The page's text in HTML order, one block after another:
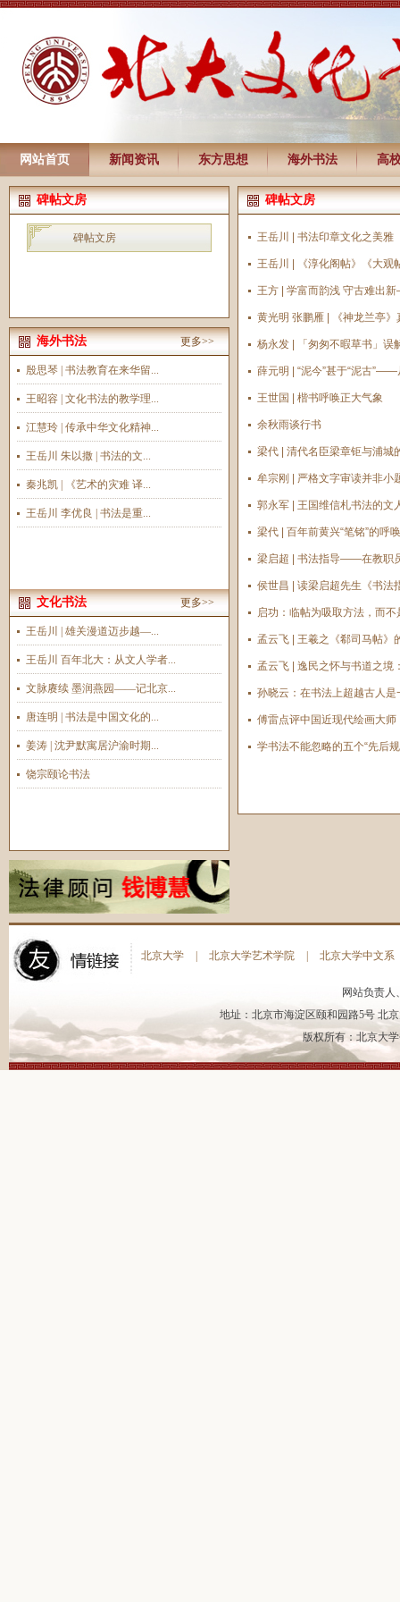
网站首页 新闻资讯 东方思想 海外书法 高
碑帖文房
碑帖文房
海外书法 更多>>
殷思琴 | 书法教育在来华留...
王昭容 | 文化书法的教学理...
江慧玲 | 传承中华文化精神...
王岳川 朱以撒 | 书法的文...
秦兆凯 | 《艺术的灾难 译...
王岳川 李优良 | 书法是重...
文化书法 更多>>
王岳川 | 雄关漫道迈步越—...
王岳川 百年北大：从文人学者...
文脉赓续 墨润燕园——记北京...
唐连明 | 书法是中国文化的...
姜涛 | 沈尹默寓居沪渝时期...
饶宗颐论书法
碑帖文房
王岳川 | 书法印章文化之美雅
王岳川 | 《淳化阁帖》《大观
王方 | 学富而韵浅 守古难出
黄光明 张鹏雁 | 《神龙兰亭
杨永发 | 「匆匆不暇草书」误
薛元明 | “泥今”甚于“泥古
王世国 | 楷书呼唤正大气象
余秋雨谈行书
梁代 | 清代名臣梁章钜与浦城
牟宗刚 | 严格文字审读并非小
郭永军 | 王国维信札书法的文
梁代 | 百年前黄兴“笔铭”的呼唤
梁启超 | 书法指导——在教职
侯世昌 | 读梁启超先生《书法
启功：临帖为吸取方法，而不
孟云飞 | 王羲之《郗司马帖》
孟云飞 | 逸民之怀与书道之境
孙晓云：在书法上超越古人是
傅雷点评中国近现代绘画大师
学书法不能忽略的五个“先后
北京大学 北京大学艺术学院 北京大学中文系
网站负责
地址：北京市海淀区颐和园路5号 北
版权所有：北京大